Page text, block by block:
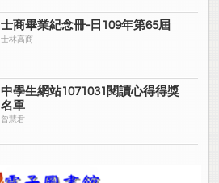
士商畢業紀念冊-日109年第65屆
士林高商
中學生網站1071031閱讀心得得獎
名單
曾慧君